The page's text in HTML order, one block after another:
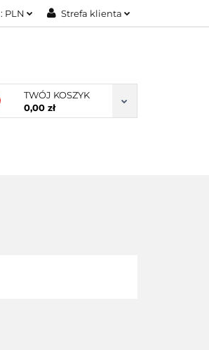
PLN Strefa klienta
Dodaj zgłoszenie
Zgody cookies
TWÓJ KOSZYK
0,00 zł